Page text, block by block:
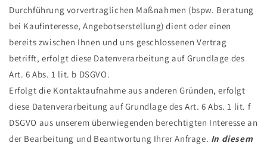
Durchführung vorvertraglichen Maßnahmen (bspw. Beratung
bei Kaufinteresse, Angebotserstellung) dient oder einen
bereits zwischen Ihnen und uns geschlossenen Vertrag
betrifft, erfolgt diese Datenverarbeitung auf Grundlage des
Art. 6 Abs. 1 lit. b DSGVO.
Erfolgt die Kontaktaufnahme aus anderen Gründen, erfolgt
diese Datenverarbeitung auf Grundlage des Art. 6 Abs. 1 lit. f
DSGVO aus unserem überwiegenden berechtigten Interesse an
der Bearbeitung und Beantwortung Ihrer Anfrage. In diesem